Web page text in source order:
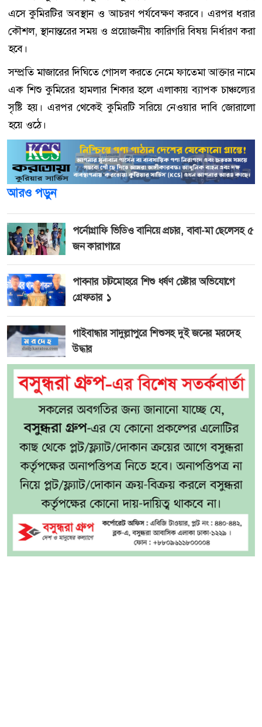
এসে কুমিরটির অবস্থান ও আচরণ পর্যবেক্ষণ করবে। এরপর ধরার
কৌশল, স্থানান্তরের সময় ও প্রয়োজনীয় কারিগরি বিষয় নির্ধারণ করা
হবে।
সম্প্রতি মাজারের দিঘিতে গোসল করতে নেমে ফাতেমা আক্তার নামে
এক শিশু কুমিরের হামলার শিকার হলে এলাকায় ব্যাপক চাঞ্চল্যের
সৃষ্টি হয়। এরপর থেকেই কুমিরটি সরিয়ে নেওয়ার দাবি জোরালো
হয়ে ওঠে।
আরও পড়ুন
পর্নোগ্রাফি ভিডিও বানিয়ে প্রচার, বাবা-মা ছেলেসহ ৫
জন কারাগারে
পাবনার চাটমোহরে শিশু ধর্ষণ চেষ্টার অভিযোগে
গ্রেফতার ১
গাইবান্ধার সাদুল্লাপুরে শিশুসহ দুই জনের মরদেহ
উদ্ধার